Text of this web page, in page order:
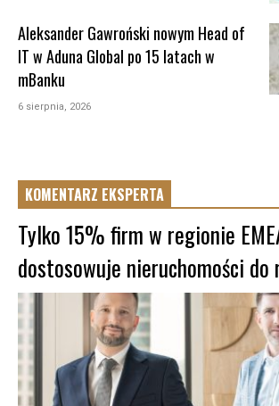
Aleksander Gawroński nowym Head of
IT w Aduna Global po 15 latach w
mBanku
6 sierpnia, 2026
KOMENTARZ EKSPERTA
Tylko 15% firm w regionie
dostosowuje nieruchomości do